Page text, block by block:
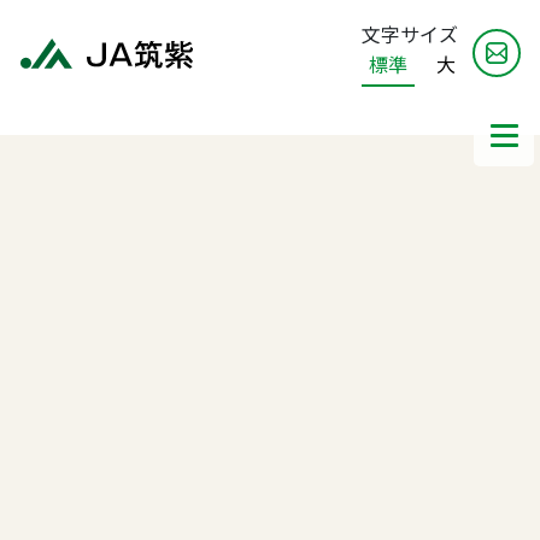
文字サイズ
標準
大